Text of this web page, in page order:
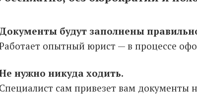
будут заполнены
опытный юрист — в процессе
нужно никуда ходить.
сам привезет вам документы